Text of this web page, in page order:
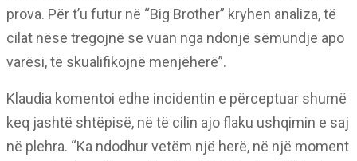
prova. Për t’u futur në “Big Brother” kryhen analiza, të
cilat nëse tregojnë se vuan nga ndonjë sëmundje apo
varësi, të skualifikojnë menjëherë”.
Klaudia komentoi edhe incidentin e përceptuar shumë
keq jashtë shtëpisë, në të cilin ajo flaku ushqimin e saj
në plehra. “Ka ndodhur vetëm një herë, në një moment